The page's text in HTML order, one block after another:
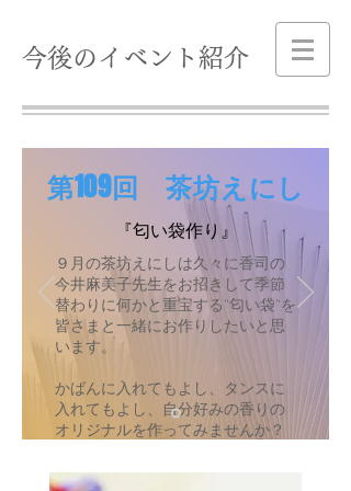
​今後のイベント紹介
​第109回 茶坊えにし
『匂い袋作り』
９月の茶坊えにしは久々に香司の
今井麻美子先生をお招きして季節
替わりに何かと重宝する”匂い袋”を
皆さまと一緒にお作りしたいと思
います。
かばんに入れてもよし、タンスに
入れてもよし、自分好みの香りの
オリジナルを作ってみませんか？